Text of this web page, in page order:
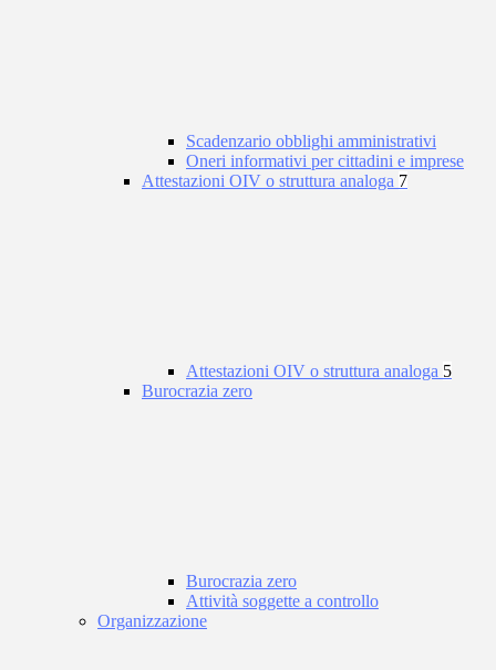
Scadenzario obblighi amministrativi
Oneri informativi per cittadini e imprese
Attestazioni OIV o struttura analoga 7
Attestazioni OIV o struttura analoga 5
Burocrazia zero
Burocrazia zero
Attività soggette a controllo
Organizzazione